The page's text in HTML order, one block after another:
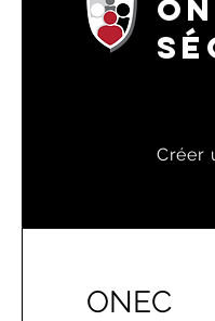
Créer
ONEC